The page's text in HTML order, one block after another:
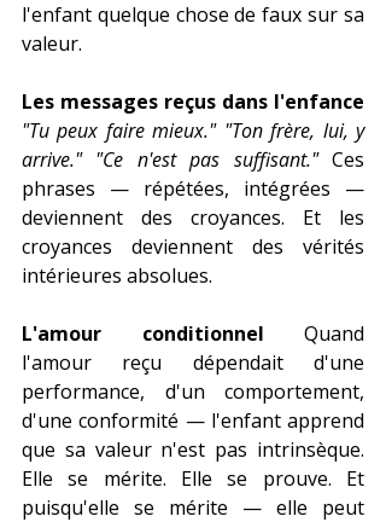
l'enfant quelque chose de faux sur sa
valeur.
Les messages reçus dans l'enfance
"Tu peux faire mieux." "Ton frère, lui, y
arrive." "Ce n'est pas suffisant." Ces
phrases — répétées, intégrées —
deviennent des croyances. Et les
croyances deviennent des vérités
intérieures absolues.
L'amour conditionnel Quand
l'amour reçu dépendait d'une
performance, d'un comportement,
d'une conformité — l'enfant apprend
que sa valeur n'est pas intrinsèque.
Elle se mérite. Elle se prouve. Et
puisqu'elle se mérite — elle peut